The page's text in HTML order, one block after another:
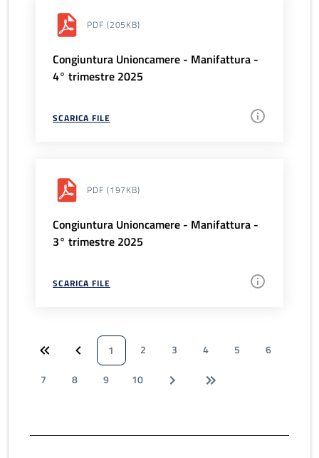
PDF (205KB)
Congiuntura Unioncamere - Manifattura -
4° trimestre 2025
SCARICA FILE
PDF (197KB)
Congiuntura Unioncamere - Manifattura -
3° trimestre 2025
SCARICA FILE
1 2 3 4 5
6
7
8 9 10